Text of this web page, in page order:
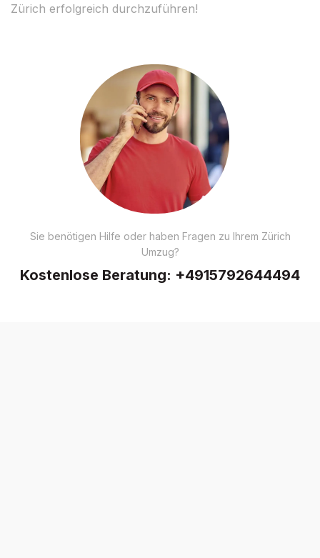
Zürich erfolgreich durchzuführen!
Sie benötigen Hilfe oder haben Fragen zu Ihrem Zürich
Umzug?
Kostenlose Beratung: +4915792644494